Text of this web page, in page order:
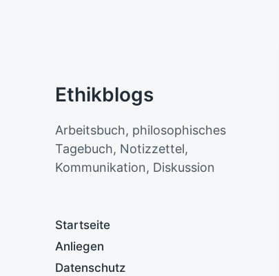
Ethikblogs
Arbeitsbuch, philosophisches
Tagebuch, Notizzettel,
Kommunikation, Diskussion
Startseite
Anliegen
Datenschutz